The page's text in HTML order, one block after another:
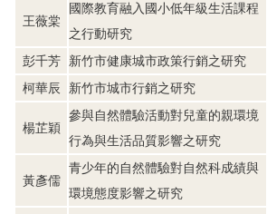
王薇棠
國際教育融入國小低年級生活課程
之行動研究
彭千芳 新竹市健康城市政策行銷之研究
柯華辰
新竹市城市行銷之研究
楊芷穎
參與自然體驗活動對兒童的親環境
行為與生活品質影響之研究
黃彥儒
青少年的自然體驗對自然科成績與
環境態度影響之研究